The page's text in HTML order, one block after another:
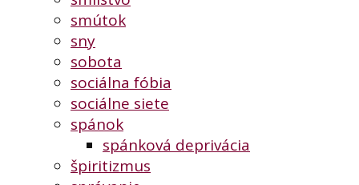
smútok
sny
sobota
sociálna fóbia
sociálne siete
spánok
spánková deprivácia
špiritizmus